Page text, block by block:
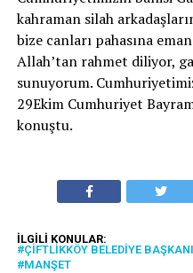
kahraman silah
bize canları pahasına
Allah’tan rahmet diliyor,
sunuyorum.
29Ekim Cumhuriyet
konuştu.
İLGILI KONULAR:
ÇIFTLIKKÖY BELEDIYE
MANŞET